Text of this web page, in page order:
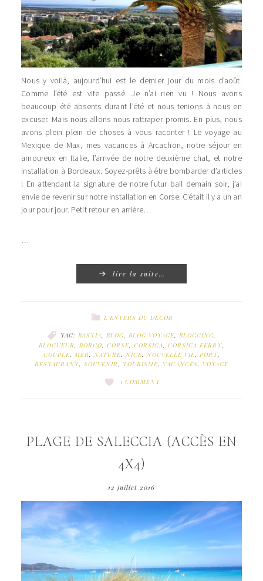
Nous y voilà, aujourd’hui est le dernier jour du mois d’août.
Comme l’été est vite passé. Je n’ai rien vu ! Nous avons
beaucoup été absents durant l’été et nous tenions à nous en
excuser. Mais nous allons nous rattraper promis. En plus, nous
avons plein plein de choses à vous raconter ! Le voyage au
Mexique de Max, mes vacances à Arcachon, notre séjour en
amoureux en Italie, l’arrivée de notre deuxième chat, et notre
installation à Bordeaux. Soyez-prêts à être bombarder d’articles
! En attendant la signature de notre futur bail demain soir, j’ai
envie de revenir sur notre installation en Corse. C’était il y a un an
jour pour jour. Petit retour en arrière…
…
lire la suite…
L'ENVERS DU DÉCOR
TAG: BASTIA, BLOG, BLOG VOYAGE, BLOGGING,
BLOGUEUR, BORGO, CORSE, CORSICA, CORSICA FERRY,
COUPLE, MER,NATURE,NICE,NOUVELLE VIE, PORT,
RESTAURANT, SOUVENIR, TOURISME, VACANCES, VOYAGE
1 COMMENT
PLAGE DE SALECCIA (ACCÈS EN
4X4)
12 juillet 2016